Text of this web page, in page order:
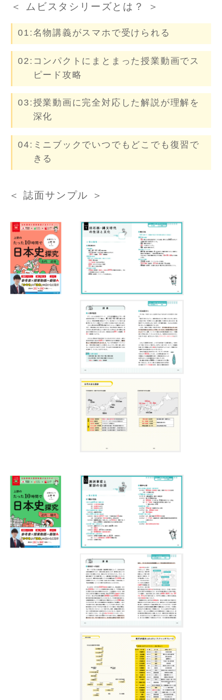
＜ ムビスタシリーズとは？ ＞
01:名物講義がスマホで受けられる
02:コンパクトにまとまった授業動画でス
ピード攻略
03:授業動画に完全対応した解説が理解を
深化
04:ミニブックでいつでもどこでも復習で
きる
＜ 誌面サンプル ＞